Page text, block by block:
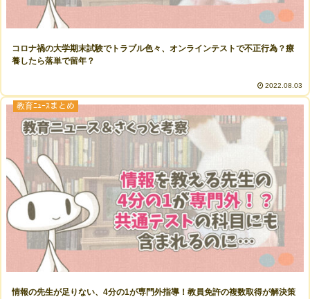
コロナ禍の大学期末試験でトラブル色々、オンラインテストで不正行為？療
養したら落単で留年？
2022.08.03
教育ﾆｭｰｽまとめ
情報の先生が足りない、4分の1が専門外指導！教員免許の複数取得が解決策